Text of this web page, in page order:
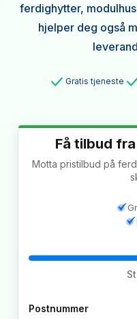
ferdighytter,
hjelper deg også
Gratis tjeneste
Få tilbud
Motta pristilbud på
Postnummer